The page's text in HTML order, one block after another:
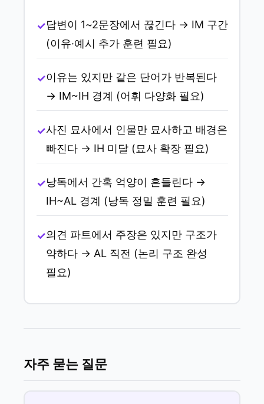
답변이 1~2문장에서 끊긴다 → IM 구간
(이유·예시 추가 훈련 필요)
이유는 있지만 같은 단어가 반복된다
→ IM~IH 경계 (어휘 다양화 필요)
사진 묘사에서 인물만 묘사하고 배경은
빠진다 → IH 미달 (묘사 확장 필요)
낭독에서 간혹 억양이 흔들린다 →
IH~AL 경계 (낭독 정밀 훈련 필요)
의견 파트에서 주장은 있지만 구조가
약하다 → AL 직전 (논리 구조 완성
필요)
자주 묻는 질문